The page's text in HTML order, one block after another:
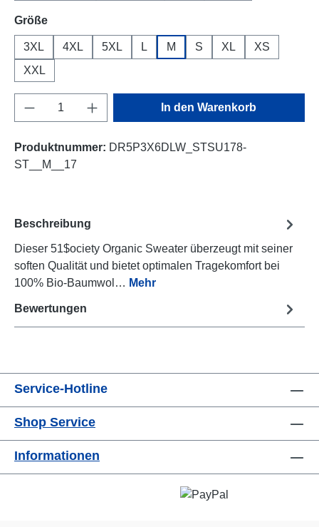
Größeauswählen
3XL 4XL 5XL L M S XL
XS
XXL
Produkt Anzahl: Gib den gewünschten
In den Warenkorb
Produktnummer: DR5P3X6DLW_STSU178-
ST__M__17
Beschreibung
Dieser 51$ociety Organic Sweater überzeugt mit seiner
soften Qualität und bietet optimalen Tragekomfort bei
100% Bio-Baumwol… Mehr
Bewertungen
Service-Hotline
Shop Service
Informationen